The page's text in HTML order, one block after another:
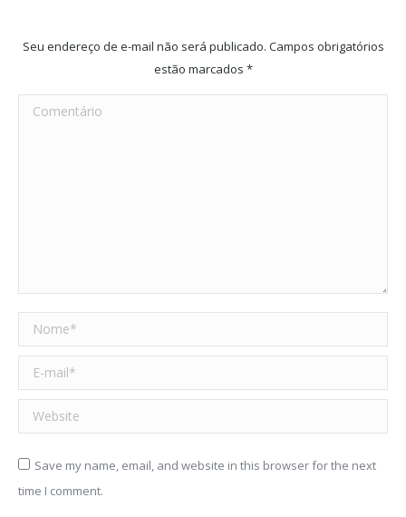
Seu endereço de e-mail não será publicado. Campos obrigatórios
estão marcados *
Comentário
Nome *
E-mail *
Website
Save my name, email, and website in this browser for the next
time I comment.